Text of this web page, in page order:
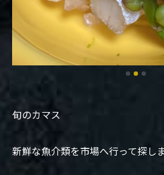
旬のカマス
新鮮な魚介類を市場へ行って探し